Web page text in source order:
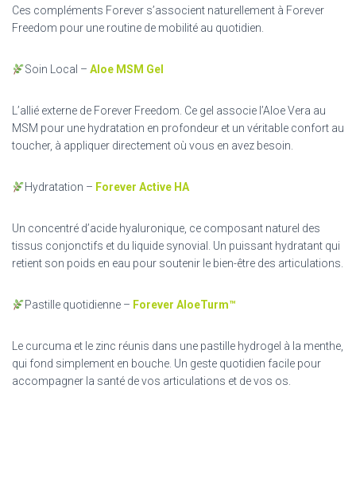
Ces compléments Forever s’associent naturellement à Forever
Freedom pour une routine de mobilité au quotidien.
Soin Local – Aloe MSM Gel
L’allié externe de Forever Freedom. Ce gel associe l’Aloe Vera au
MSM pour une hydratation en profondeur et un véritable confort au
toucher, à appliquer directement où vous en avez besoin.
Hydratation – Forever Active HA
Un concentré d’acide hyaluronique, ce composant naturel des
tissus conjonctifs et du liquide synovial. Un puissant hydratant qui
retient son poids en eau pour soutenir le bien-être des articulations.
Pastille quotidienne – Forever AloeTurm™
Le curcuma et le zinc réunis dans une pastille hydrogel à la menthe,
qui fond simplement en bouche. Un geste quotidien facile pour
accompagner la santé de vos articulations et de vos os.